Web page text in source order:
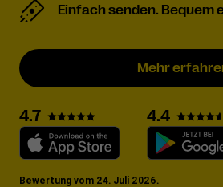
Einfach senden. Bequem
Mehr
4.7 4.4
Bewertung vom 24. Juli 2026.